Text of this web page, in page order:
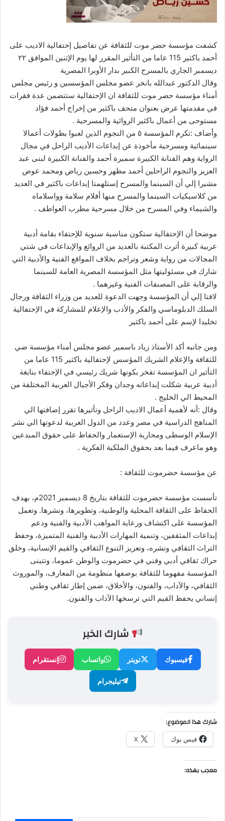
كشفت مؤسسة حضر موت للثقافة عن تفاصيل إحتفالية الاديب على
أحمد باكثير 115 عاما من التأثير المقرر لها يوم الإثنين الموافق ٢٢
ديسمبر الجاري بالمسرح الكبير بدار الأوبرا المصرية
وقال الدكتور عبدالله بانخر عضو مجلس المؤسسين و رئيس مجلس
أمناء مؤسسة حضر موت للثقافة ان الإحتفالية ستتضمن عدة فقرات
في مقدمتها عرض بعنوان متحف باكثير من إخراج أحمد فؤاد
مستوحى من أعمال باكثير الروائية والمسرحية .
وأضاف :تكرم المؤسسة ٥ من النجوم الذين لعبوا بطولات أعمالا
سينمائية ومسرحية مأخوذة عن إبداعات الأديب الراحل في مجال
الرواية وهم الفنانة الكبيرة سميرة أحمد والفنانة الكبيرة لبنى عبد
العزيز والنجوم الراحلين أحمد مظهر وحسين رياض ومحمد عوض
مشيرا إلي أن السينما والمسرح إستلهمتا إبداعات باكثير في العديد
من كلاسيكيات السينما والمسرح منها أفلام سلامة وواسلاماه
والشيماء وفي المسرح من خلال مسرحية مطرب العواطف .
موضحا أن الإحتفالية ستكون مناسبة سنوية للإحتفاء بقامة أدبية
عربية كبيرة أثرت المكتبة بالعديد من الروائع والإبداعات في شتي
المجالات من رواية وشعر وتراجم بخلاف المواقع الفنية والأدبية التي
شارك في مسئوليتها مثل المؤسسة المصرية العامة للسينما
والرقابة على المصنفات الفنية وغيرهما .
لافتا إلي أن المؤسسة وجهت الدعوة للعديد من وزراء الثقافة ورجال
السلك الدبلوماسي والفكر والأدب والإعلام للمشاركة في الإحتفالية
تخليدا لإسم على أحمد باكثير
ومن جانبه أكد الأستاذ زياد باسمير عضو مجلس أمناء مؤسسة ضي
للثقافة والإعلام الشريك المؤسس لإحتفالية باكثير 115 عاما من
التأثير ان المؤسسة تفخر بكونها شريك رئيسي في الإحتفاء بنابغة
أدبية عربية شكلت إبداعاته وجدان وفكر الأجيال العربية المختلفة من
المحيط الي الخليج .
وقال :أنه لأهمية أعمال الاديب الراحل وتأثيرها تقرر إضافتها الي
المناهج الدراسية في مصر وعدد من الدول العربية لدعوتها الي نشر
الإسلام الوسطى ومحاربة الإستعمار والحفاظ على حقوق المبدعين
وهو ماعرف فيما بعد بحقوق الملكية الفكرية .
عن مؤسسة حضرموت للثقافة :
تأسست مؤسسة حضرموت للثقافة بتاريخ 8 ديسمبر 2021م، بهدف
الحفاظ على الثقافة المحلية والوطنية، وتطويرها، ونشرها. وتعمل
المؤسسة على اكتشاف ورعاية المواهب الأدبية والفنية ودعم
إبداعات المثقفين، وتنمية المهارات الأدبية والفنية المتميزة، وحفظ
التراث الثقافي ونشره، وتعزيز التنوع الثقافي والقيم الإنسانية، وخلق
حراك ثقافي أدبي وفني في حضرموت والوطن عموما، وتتبنى
المؤسسة مفهوما للثقافة بوصفها منظومة من المعارف، والموروث
الثقافي، والآداب، والفنون، والأخلاق، ضمن إطار ثقافي وطني
إنساني يحفظ القيم التي ترسخها الآداب والفنون.
شارك الخبر
فيسبوك تويتر واتساب إنستقرام
تيليجرام
شارك هذا الموضوع:
فيس بوك X
معجب بهذه: